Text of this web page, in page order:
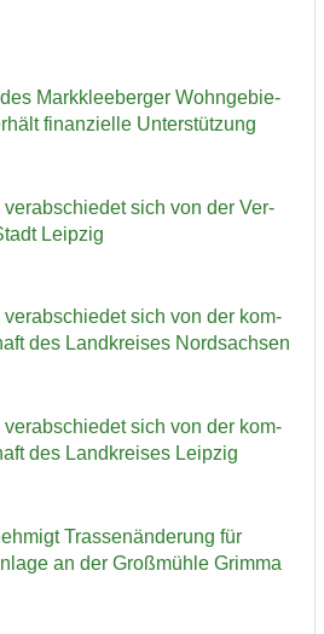
Mark­klee­ber­ger Wohn­ge­bie­
fi­nan­zi­el­le Un­ter­stüt­zung
ver­ab­schie­det sich von der Ver­
Leip­zig
ver­ab­schie­det sich von der kom­
des Land­krei­ses Nord­sach­sen
ver­ab­schie­det sich von der kom­
des Land­krei­ses Leip­zig
Tras­sen­än­de­rung für
an der Groß­müh­le Grim­ma